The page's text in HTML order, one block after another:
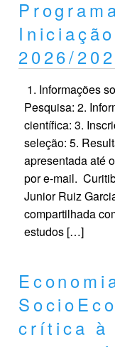
2026/
1. Informações
Pesquisa: 2.
científica: 3.
seleção: 5.
apresentada até
por e-mail.
Junior Ruiz
compartilhada
estudos […]
crítica à